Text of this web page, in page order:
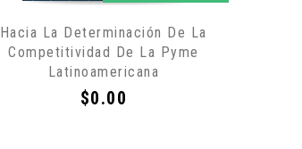
Hacia La Determinación De La
Competitividad De La Pyme
Latinoamericana
Precio
$0.00